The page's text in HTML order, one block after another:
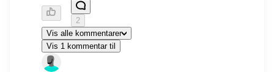
2
Vis alle kommentarer
Vis 1 kommentar til